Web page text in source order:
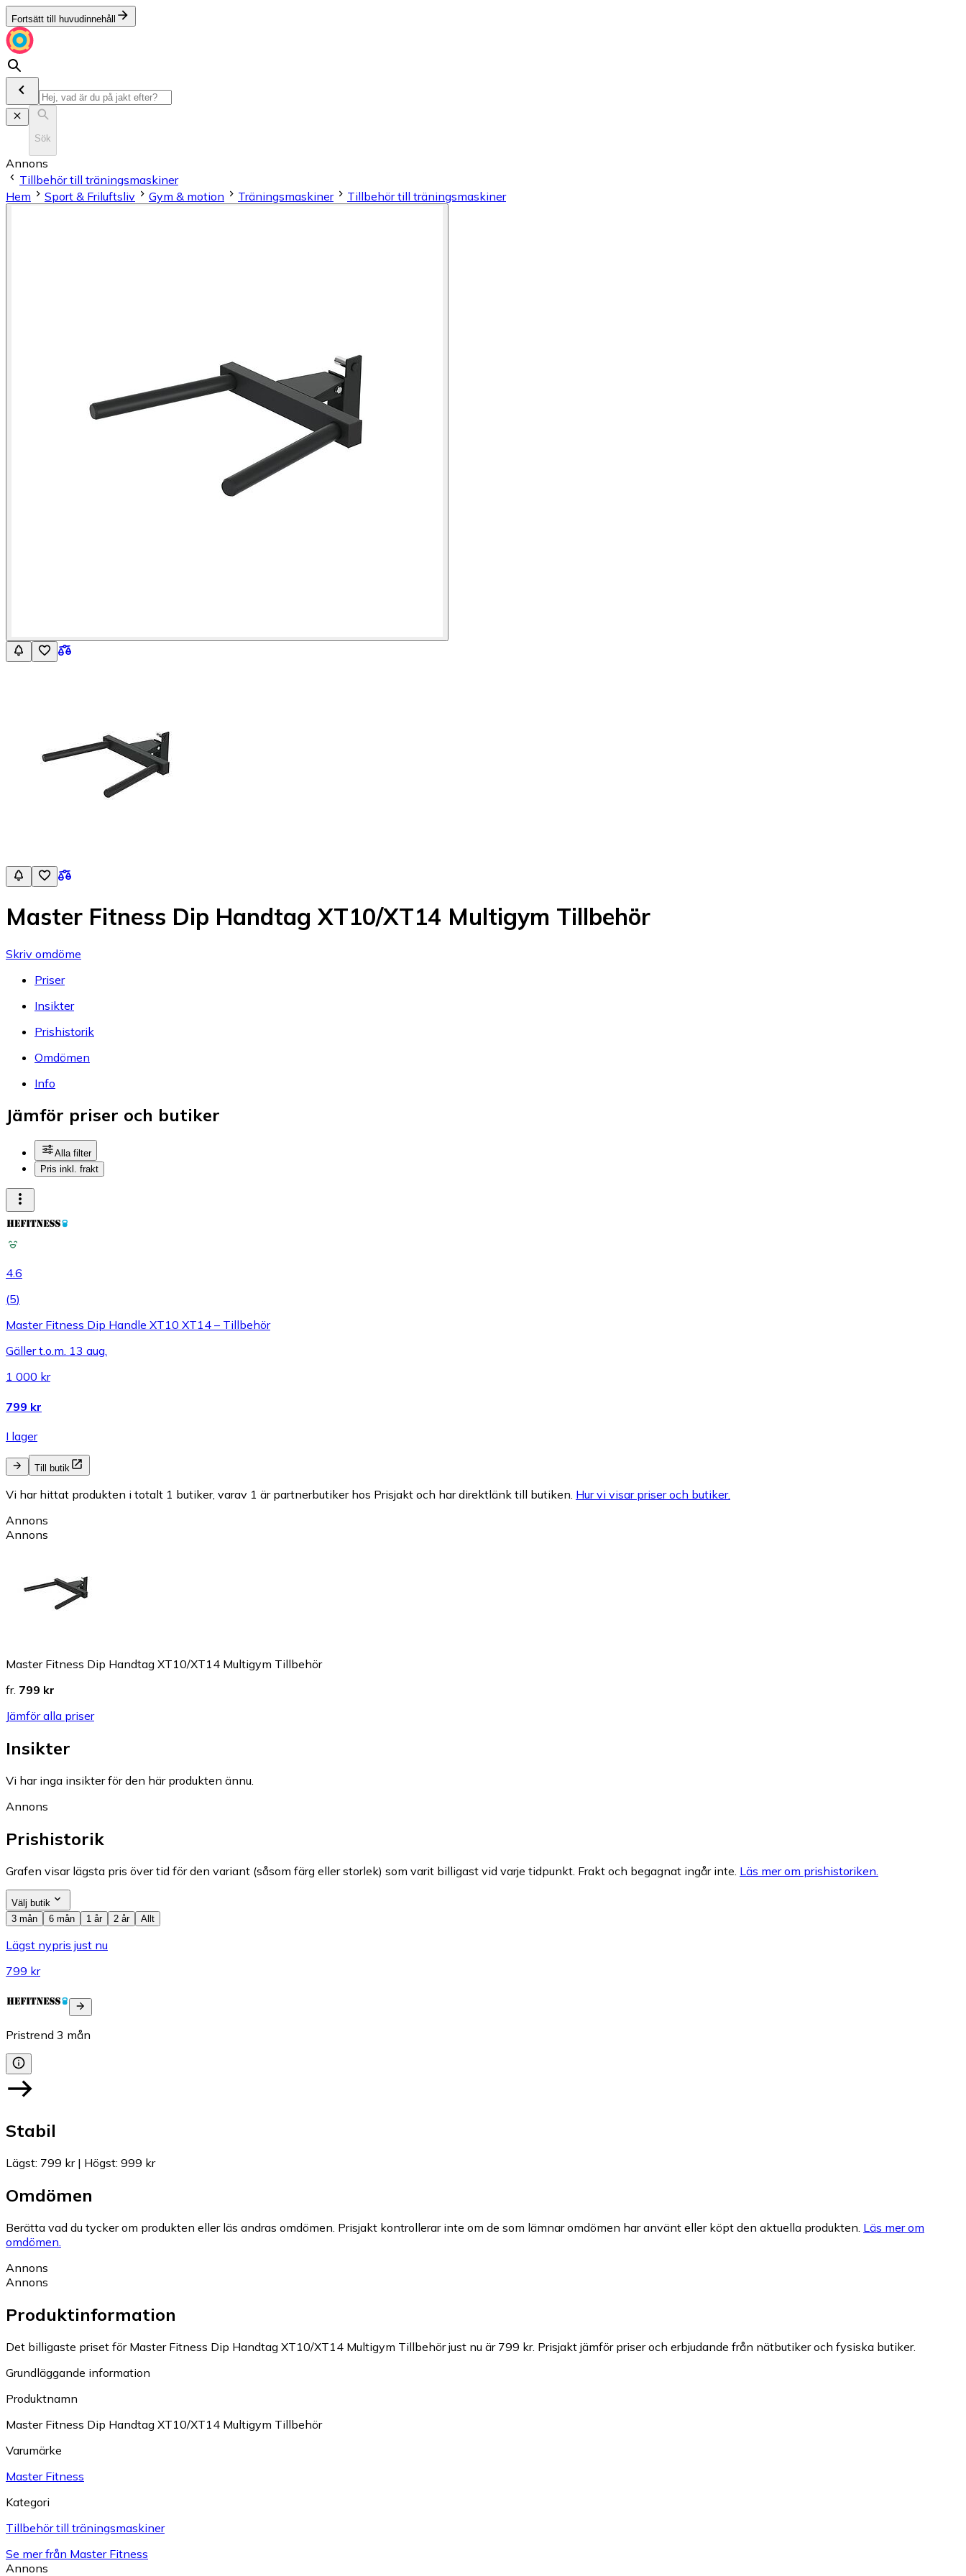
Fortsätt till huvudinnehåll
Sök
Annons
Tillbehör till träningsmaskiner
Hem
Sport & Friluftsliv Gym & motion Träningsmaskiner Tillbehör till träningsmaskiner
Master Fitness Dip Handtag XT10/XT14 Multigym Tillbehör
Skriv omdöme
Priser
Insikter
Prishistorik
Omdömen
Info
Jämför priser och butiker
Alla filter
Pris inkl. frakt
4.6
(5)
Master Fitness Dip Handle XT10 XT14 – Tillbehör
Gäller t.o.m. 13 aug.
1 000 kr
799 kr
I lager
Till butik
Vi har hittat produkten i totalt 1 butiker, varav 1 är partnerbutiker hos Prisjakt och har direktlänk till butiken. Hur vi visar priser och butiker.
Annons
Annons
Master Fitness Dip Handtag XT10/XT14 Multigym Tillbehör
fr. 799 kr
Jämför alla priser
Insikter
Vi har inga insikter för den här produkten ännu.
Annons
Prishistorik
Grafen visar lägsta pris över tid för den variant (såsom färg eller storlek) som varit billigast vid varje tidpunkt. Frakt och begagnat ingår inte. Läs mer om prishistoriken.
Välj butik
3 mån
6 mån 1 år 2 år Allt
Lägst nypris just nu
799 kr
Pristrend 3 mån
Stabil
Lägst: 799 kr| Högst: 999 kr
Omdömen
Berätta vad du tycker om produkten eller läs andras omdömen. Prisjakt kontrollerar inte om de som lämnar omdömen har använt eller köpt den aktuella produkten. Läs mer om
omdömen.
Annons
Annons
Produktinformation
Det billigaste priset för Master Fitness Dip Handtag XT10/XT14 Multigym Tillbehör just nu är 799 kr. Prisjakt jämför priser och erbjudande från nätbutiker och fysiska butiker.
Grundläggande information
Produktnamn
Master Fitness Dip Handtag XT10/XT14 Multigym Tillbehör
Varumärke
Master Fitness
Kategori
Tillbehör till träningsmaskiner
Se mer från Master Fitness
Annons